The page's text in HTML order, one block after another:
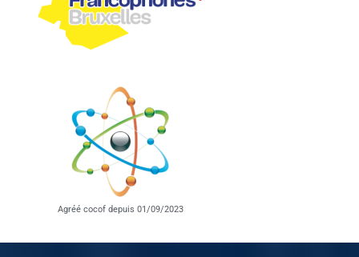
Agréé cocof depuis 01/09/2023